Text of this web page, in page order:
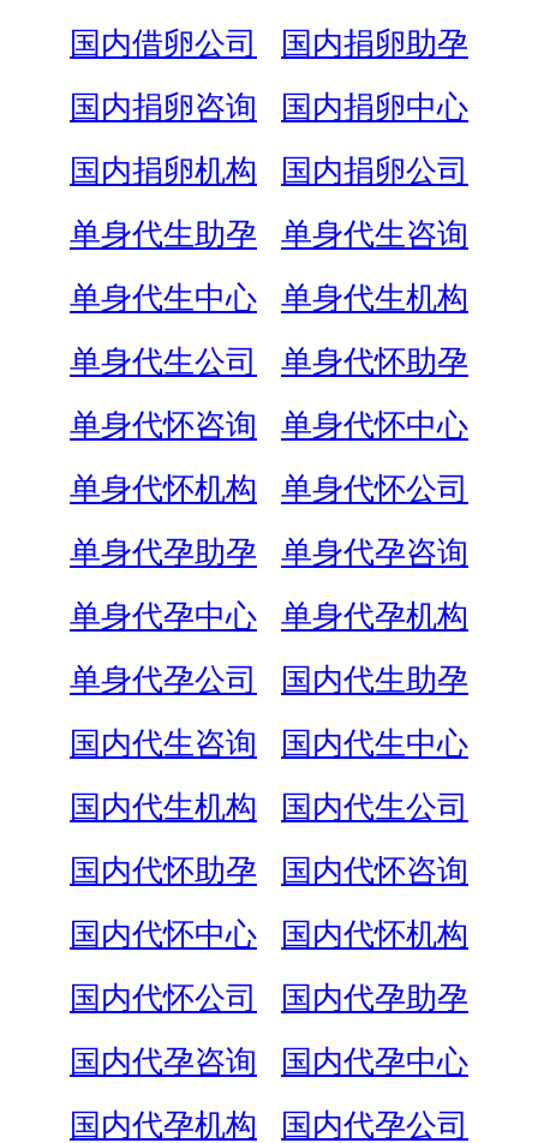
国内借卵公司
国内捐卵助孕
国内捐卵咨询
国内捐卵中心
国内捐卵机构
国内捐卵公司
单身代生助孕
单身代生咨询
单身代生中心
单身代生机构
单身代生公司
单身代怀助孕
单身代怀咨询
单身代怀中心
单身代怀机构
单身代怀公司
单身代孕助孕
单身代孕咨询
单身代孕中心
单身代孕机构
单身代孕公司
国内代生助孕
国内代生咨询
国内代生中心
国内代生机构
国内代生公司
国内代怀助孕
国内代怀咨询
国内代怀中心
国内代怀机构
国内代怀公司
国内代孕助孕
国内代孕咨询
国内代孕中心
国内代孕机构
国内代孕公司